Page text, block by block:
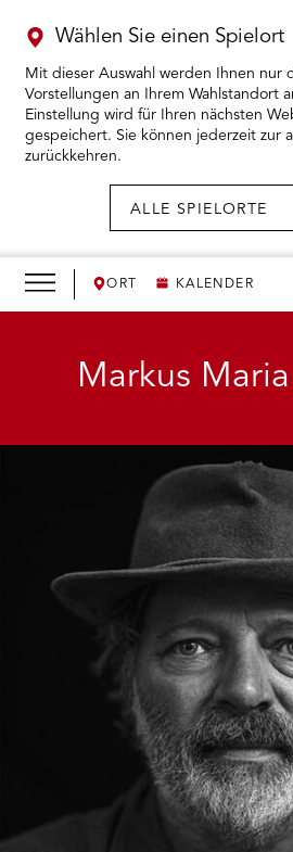
ORT KALENDER
Wählen Sie einen Spielort
Mit dieser Auswahl werden Ihnen nur
Vorstellungen an Ihrem Wahlstandort
Einstellung wird für Ihren nächsten
gespeichert. Sie können jederzeit zur
zurückkehren.
KARTENKAUF ÖFFNEN
WIR ÖFFNEN
THEATERPÄDAGOGIK ÖFFNEN
BESUCH ÖFFNEN
Markus